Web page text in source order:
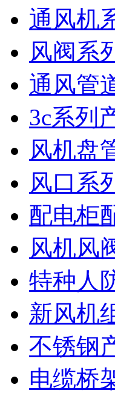
通风机
风阀系
通风管
3c系列
风机盘
风口系
配电柜
风机风
特种人
新风机
不锈钢
电缆桥